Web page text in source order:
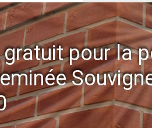
gratuit pour la